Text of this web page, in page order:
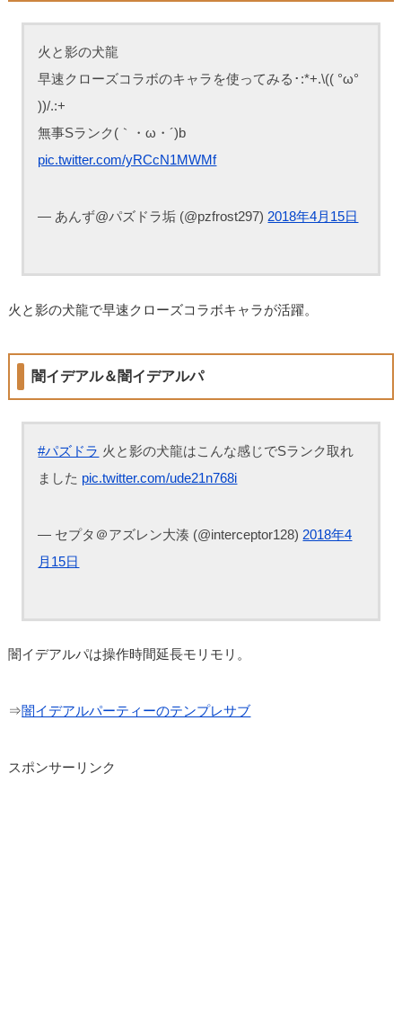
火と影の犬龍
早速クローズコラボのキャラを使ってみる･:*+.\(( °ω°
))/.:+
無事Sランク(｀・ω・´)b
pic.twitter.com/yRCcN1MWMf
— あんず@パズドラ垢 (@pzfrost297) 2018年4月15日
火と影の犬龍で早速クローズコラボキャラが活躍。
闇イデアル＆闇イデアルパ
#パズドラ 火と影の犬龍はこんな感じでSランク取れ
ました pic.twitter.com/ude21n768i
— セプタ＠アズレン大湊 (@interceptor128) 2018年4
月15日
闇イデアルパは操作時間延長モリモリ。
⇒闇イデアルパーティーのテンプレサブ
スポンサーリンク